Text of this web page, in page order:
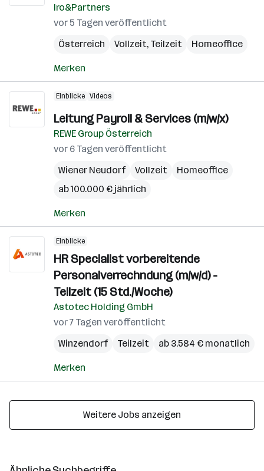
Iro&Partners
vor 5 Tagen veröffentlicht
Österreich
Vollzeit, Teilzeit Homeoffice
Merken
Einblicke Videos
Leitung Payroll & Services (m/w/x)
REWE Group Österreich
vor 6 Tagen veröffentlicht
Wiener Neudorf
Vollzeit
Homeoffice
ab 100.000 € jährlich
Merken
Einblicke
HR Specialist vorbereitende
Personalverrechndung (m/w/d) -
Teilzeit (15 Std./Woche)
Astotec Holding GmbH
vor 7 Tagen veröffentlicht
Winzendorf
Teilzeit ab 3.584 € monatlich
Merken
Weitere Jobs anzeigen